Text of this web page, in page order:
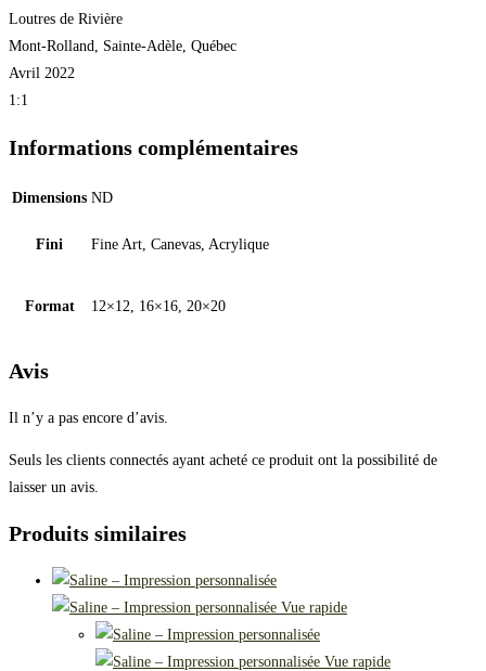
Loutres de Rivière
Mont-Rolland, Sainte-Adèle, Québec
Avril 2022
1:1
Informations complémentaires
Dimensions ND
Fini Fine Art, Canevas, Acrylique
Format 12×12, 16×16, 20×20
Avis
Il n’y a pas encore d’avis.
Seuls les clients connectés ayant acheté ce produit ont la possibilité de
laisser un avis.
Produits similaires
Vue rapide
Vue rapide